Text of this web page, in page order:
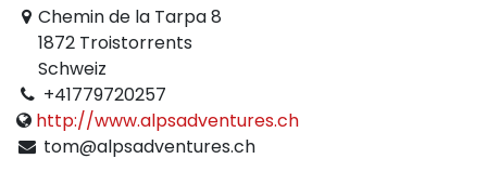
Chemin de la Tarpa 8
1872 Troistorrents
Schweiz
+41779720257
http://www.alpsadventures.ch
tom@alpsadventures.ch